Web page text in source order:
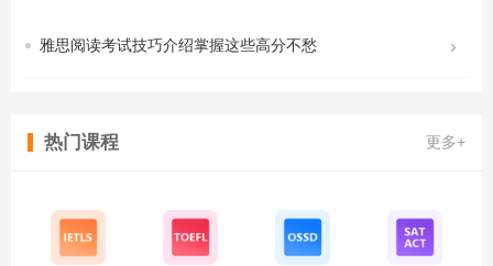
雅思阅读考试技巧介绍掌握这些高分不愁 
热门课程 更多+